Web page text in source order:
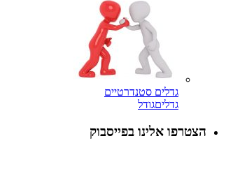
גדלים סטנדרטיים
גדליםגודל
הצטרפו אלינו בפייסבוק